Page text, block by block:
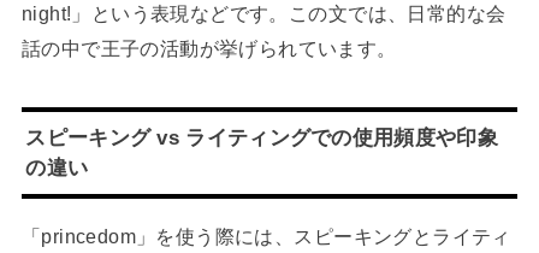
night!」という表現などです。この文では、日常的な会
話の中で王子の活動が挙げられています。
スピーキング vs ライティングでの使用頻度や印象
の違い
「princedom」を使う際には、スピーキングとライティ